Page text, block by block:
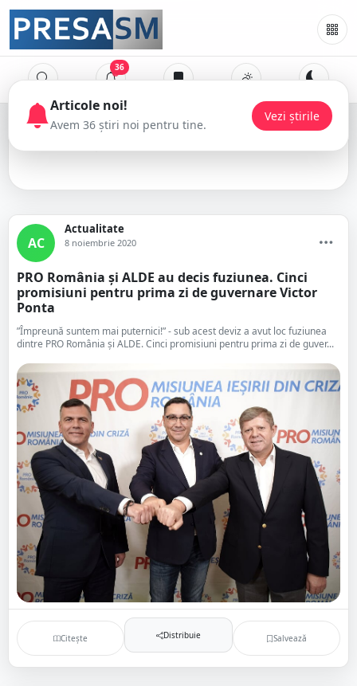
36
Pro Romania
AC
Actualitate
8 noiembrie 2020
PRO România și ALDE au decis fuziunea. Cinci
promisiuni pentru prima zi de guvernare Victor
Ponta
”Împreună suntem mai puternici!” - sub acest deviz a avut loc fuziunea
dintre PRO România și ALDE. Cinci promisiuni pentru prima zi de guver...
Citește Distribuie Salvează